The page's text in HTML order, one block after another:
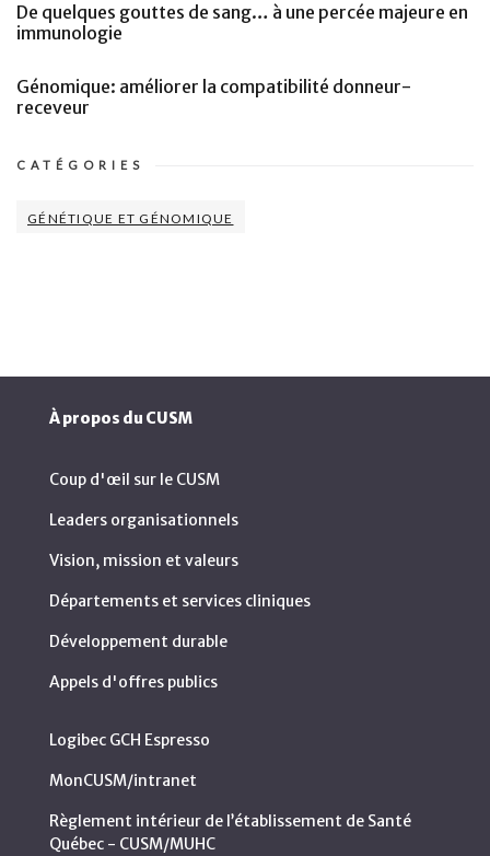
De quelques gouttes de sang… à une percée majeure en
immunologie
Génomique: améliorer la compatibilité donneur-
receveur
CATÉGORIES
GÉNÉTIQUE ET GÉNOMIQUE
À propos du CUSM
Coup d'œil sur le CUSM
Leaders organisationnels
Vision, mission et valeurs
Départements et services cliniques
Développement durable
Appels d'offres publics
Logibec GCH Espresso
MonCUSM/intranet
Règlement intérieur de l’établissement de Santé
Québec - CUSM/MUHC